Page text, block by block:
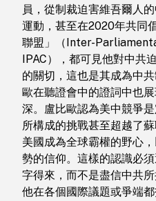
員，從制裁迫害維吾爾人
運動，甚至在2020年共同
聯盟」（Inter-
IPAC），都可見他對中共
的關切，這也是其成為中
歐在聽證會中的證詞中也
深。盧比歐認為美中競爭
所構成的挑戰甚至超越了
美國成為全球霸權的野心
勢的信仰。這樣的認識必
字得來，而不是盡信中共所
他在各個國際議題或爭端